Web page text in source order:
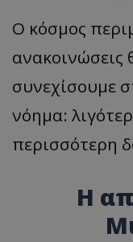
Ο κόσμος
ανακοινώσεις
συνεχίσουμε
νόημα:
περισσότερη
Η